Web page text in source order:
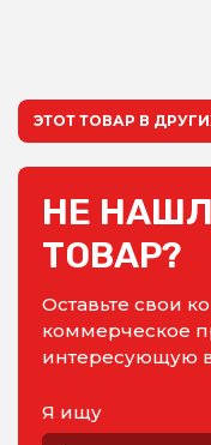
ЭТОТ ТОВАР В
НЕ
ТОВАР?
Оставьте свои
коммерческое
интересующую
Я ищу